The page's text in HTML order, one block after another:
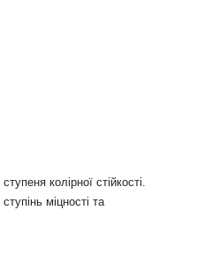
колірної стійкості.
міцності та